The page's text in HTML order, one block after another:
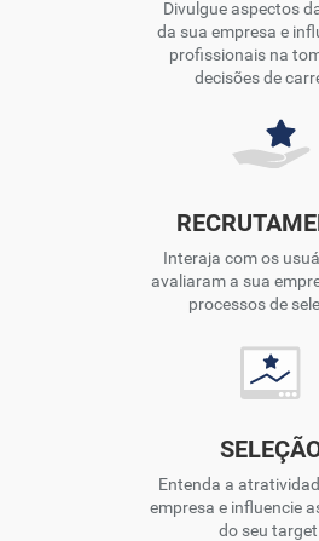
Divulgue aspectos
da sua empresa e
profissionais na
decisões de
Interaja com os
avaliaram a sua
processos de
Entenda a
empresa e influencie
do seu target.